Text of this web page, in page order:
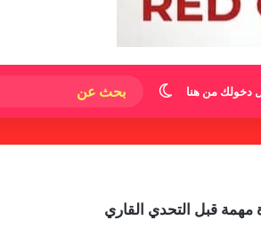
دخولك من هنا الوضع المظلم
مهمة قبل التحدي القاري